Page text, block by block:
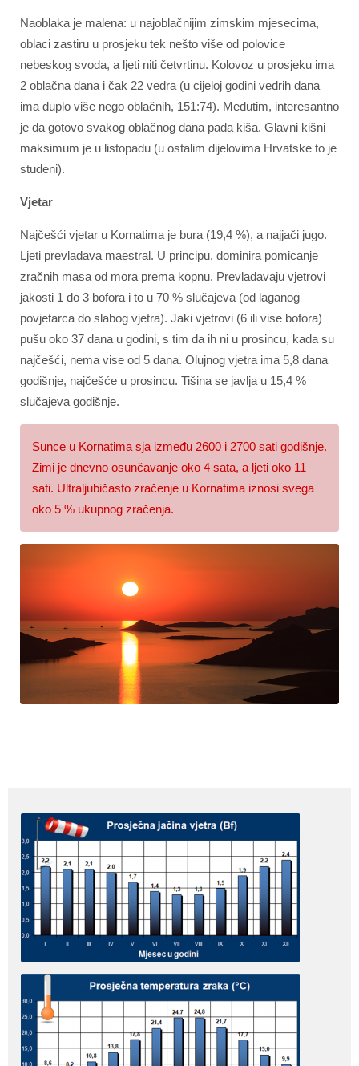
Naoblaka je malena: u najoblačnijim zimskim mjesecima,
oblaci zastiru u prosjeku tek nešto više od polovice
nebeskog svoda, a ljeti niti četvrtinu. Kolovoz u prosjeku ima
2 oblačna dana i čak 22 vedra (u cijeloj godini vedrih dana
ima duplo više nego oblačnih, 151:74). Međutim, interesantno
je da gotovo svakog oblačnog dana pada kiša. Glavni kišni
maksimum je u listopadu (u ostalim dijelovima Hrvatske to je
studeni).
Vjetar
Najčešći vjetar u Kornatima je bura (19,4 %), a najjači jugo.
Ljeti prevladava maestral. U principu, dominira pomicanje
zračnih masa od mora prema kopnu. Prevladavaju vjetrovi
jakosti 1 do 3 bofora i to u 70 % slučajeva (od laganog
povjetarca do slabog vjetra). Jaki vjetrovi (6 ili vise bofora)
pušu oko 37 dana u godini, s tim da ih ni u prosincu, kada su
najčešći, nema vise od 5 dana. Olujnog vjetra ima 5,8 dana
godišnje, najčešće u prosincu. Tišina se javlja u 15,4 %
slučajeva godišnje.
Sunce u Kornatima sja između 2600 i 2700 sati godišnje.
Zimi je dnevno osunčavanje oko 4 sata, a ljeti oko 11
sati. Ultraljubičasto zračenje u Kornatima iznosi svega
oko 5 % ukupnog zračenja.